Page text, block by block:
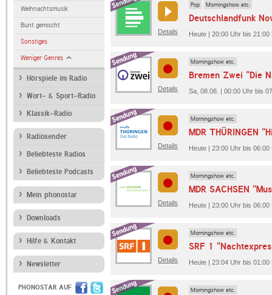
Weihnachtsmusik
Bunt gemischt
Sonstiges
Weniger Genres
Hörspiele im Radio
Wort- & Sport-Radio
Klassik-Radio
Radiosender
Beliebteste Radios
Beliebteste Podcasts
Mein phonostar
Downloads
Hilfe & Kontakt
Newsletter
PHONOSTAR AUF
Details
Pop Morningshow etc.
Deutschlandfunk
Heute | 20:00 Uhr bis
Details
Morningshow etc.
Bremen Zwei "Die
Sa, 08.08. | 00:00 Uhr bis
Details
Morningshow etc.
MDR THÜRINGEN
Heute | 23:00 Uhr bis
Details
Morningshow etc.
MDR SACHSEN
Heute | 23:00 Uhr bis
Details
Morningshow etc.
SRF 1
Heute | 23:04 Uhr bis 01:00
Morningshow etc.